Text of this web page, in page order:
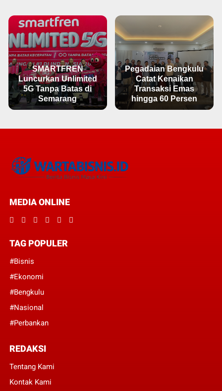
SMARTFREN
Luncurkan Unlimited
5G Tanpa Batas di
Semarang
Pegadaian Bengkulu
Catat Kenaikan
Transaksi Emas
hingga 60 Persen
MEDIA ONLINE
TAG POPULER
#Bisnis
#Ekonomi
#Bengkulu
#Nasional
#Perbankan
REDAKSI
Tentang Kami
Kontak Kami